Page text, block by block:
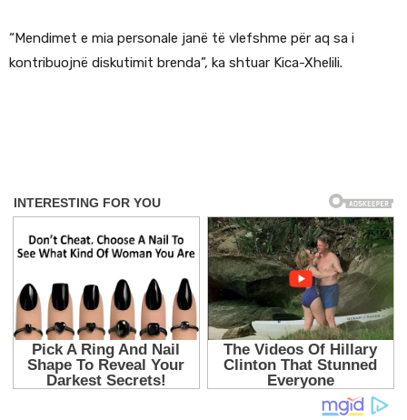
“Mendimet e mia personale janë të vlefshme për aq sa i
kontribuojnë diskutimit brenda”, ka shtuar Kica-Xhelili.